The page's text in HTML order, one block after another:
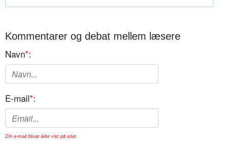
Kommentarer og debat mellem læsere
Navn*:
E-mail*:
Din e-mail bliver ikke vist på sitet.